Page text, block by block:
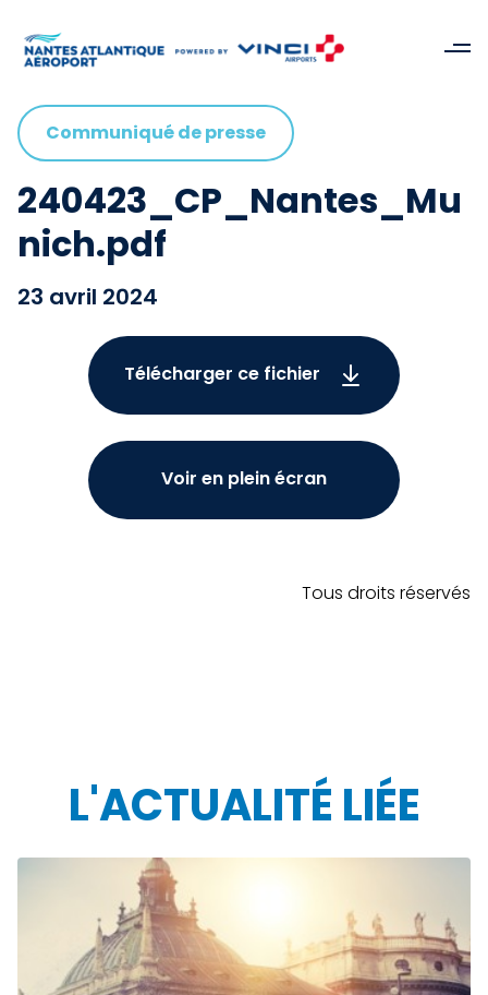
Communiqué de presse
240423_CP_Nantes_Mu
nich.pdf
23 avril 2024
Télécharger ce fichier
Voir en plein écran
Tous droits réservés
L'ACTUALITÉ LIÉE